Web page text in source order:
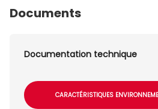
Documents
Documentation technique
CARACTÉRISTIQUES